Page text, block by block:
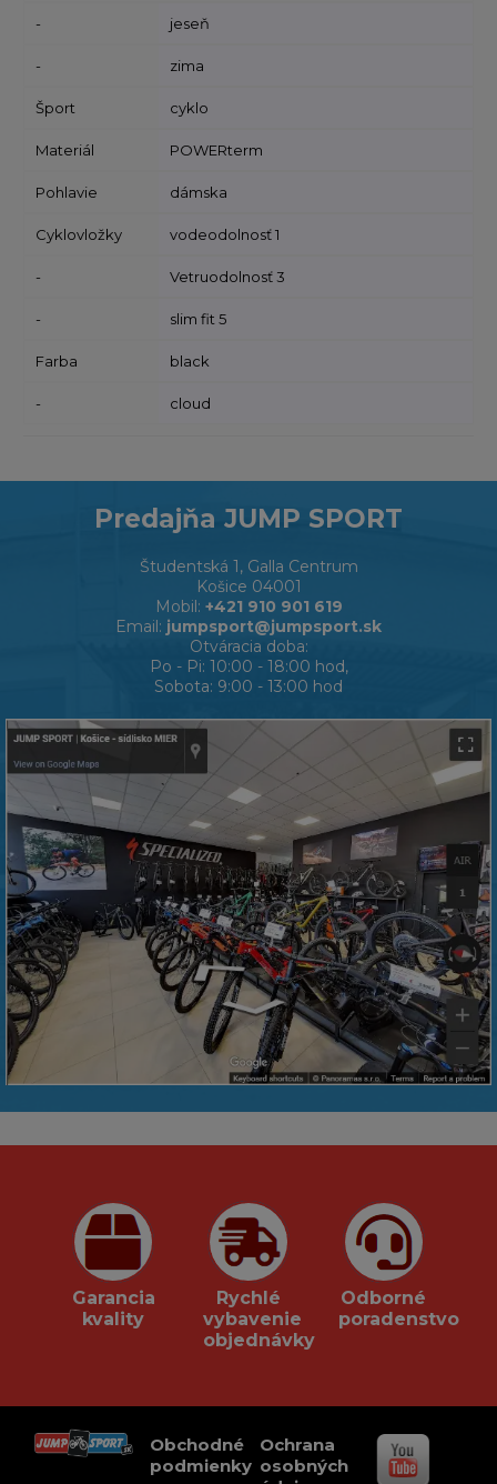
- jeseň
- zima
Šport cyklo
Materiál POWERterm
Pohlavie dámska
Cyklovložky vodeodolnosť 1
- Vetruodolnosť 3
- slim fit 5
Farba black
- cloud
Predajňa JUMP SPORT
Študentská 1, Galla Centrum
Košice 04001
Mobil: +421 910 901 619
Email: jumpsport@jumpsport.sk
Otváracia doba:
Po - Pi: 10:00 - 18:00 hod,
Sobota: 9:00 - 13:00 hod
Garancia
kvality
Rychlé
vybavenie
objednávky
Odborné
poradenstvo
Obchodné
podmienky
Ochrana
osobných